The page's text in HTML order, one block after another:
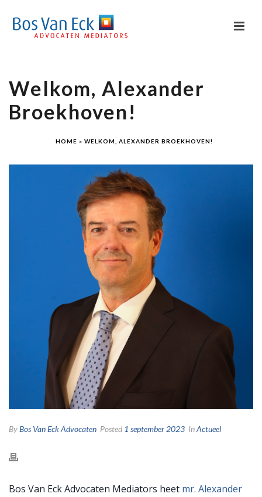
Welkom, Alexander
Broekhoven!
HOME » WELKOM, ALEXANDER BROEKHOVEN!
ByBos Van Eck Advocaten Posted 1 september 2023 InActueel
Bos Van Eck Advocaten Mediators heet mr. Alexander